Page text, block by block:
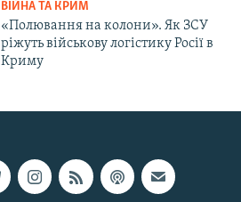
ВІЙНА ТА КРИМ
«Полювання на колони». Як ЗСУ
ріжуть військову логістику Росії в
Криму